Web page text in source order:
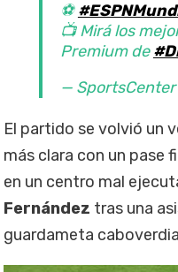
⚽
📺 Mirá los
Premium de
— SportsCenter
El partido se volvió un
más clara con un pase
en un centro mal
Fernández tras una
guardameta